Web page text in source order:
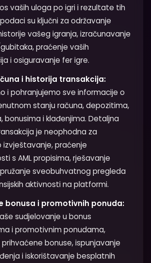
vaših uloga po igri i rezultate tih
su ključni za održavanje
vašeg igranja, izračunavanje
praćenje vaših
i osiguravanje fer igre.
i historija transakcija:
i pohranjujemo sve informacije o
stanju računa, depozitima,
bonusima i klađenjima. Detaljna
je neophodna za
izvještavanje, praćenje
s AML propisima, rješavanje
sveobuhvatnog pregleda
aktivnosti na platformi.
bonusa i promotivnih ponuda:
sudjelovanje u bonus
i promotivnim ponudama,
prihvaćene bonuse, ispunjavanje
i iskorištavanje besplatnih